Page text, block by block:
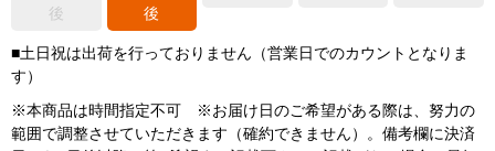
後
後
■土日祝は出荷を行っておりません（営業日でのカウントとなりま
す）
※本商品は時間指定不可 ※お届け日のご希望がある際は、努力の
範囲で調整させていただきます（確約できません）。備考欄に決済